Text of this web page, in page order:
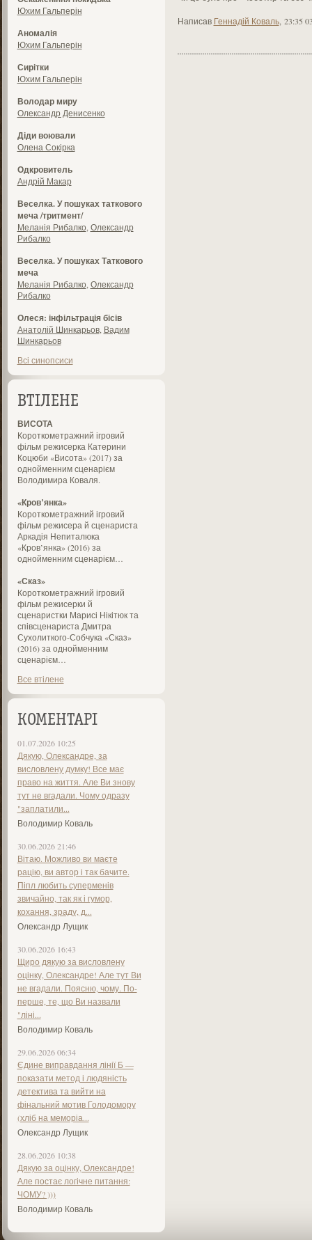
Юхим Гальперін
Аномалія
Юхим Гальперін
Сирітки
Юхим Гальперін
Володар миру
Олександр Денисенко
Діди воювали
Олена Сокірка
Одкровитель
Андрій Макар
Веселка. У пошуках таткового
меча /тритмент/
Меланія Рибалко Олександр
Рибалко
Веселка. У пошуках Таткового
меча
Меланія Рибалко Олександр
Рибалко
Олеся: інфільтрація бісів
Анатолій Шинкарьов, Вадим
Шинкарьов
Всі синопсиси
ВТІЛЕНЕ
ВИСОТА
Короткометражний ігровий
фільм режисерка Катерини
Коцюби «Висота» (2017) за
однойменним сценарієм
Володимира Коваля.
«Кров’янка»
Короткометражний ігровий
фільм режисера й сценариста
Аркадія Непиталюка
«Кров’янка» (2016) за
однойменним сценарієм…
«Сказ»
Короткометражний ігровий
фільм режисерки й
сценаристки Марисі Нікітюк та
співсценариста Дмитра
Сухолиткого-Собчука «Сказ»
(2016) за однойменним
сценарієм…
Все втілене
КОМЕНТАРІ
01.07.2026 10:25
Дякую, Олександре, за
висловлену думку! Все має
право на життя. Але Ви знову
тут не вгадали. Чому одразу
"заплатили...
Володимир Коваль
30.06.2026 21:46
Вітаю. Можливо ви маєте
рацію, ви автор і так бачите.
Піпл любить суперменів
звичайно, так як і гумор,
кохання, зраду, д...
Олександр Лущик
30.06.2026 16:43
Щиро дякую за висловлену
оцінку, Олександре! Але тут Ви
не вгадали. Поясню, чому. По-
перше, те, що Ви назвали
"ліні...
Володимир Коваль
29.06.2026 06:34
Єдине виправдання лінії Б —
показати метод і людяність
детектива та вийти на
фінальний мотив Голодомору
(хліб на меморіа...
Олександр Лущик
28.06.2026 10:38
Дякую за оцінку, Олександре!
Але постає логічне питання:
ЧОМУ? )))
Володимир Коваль
Написав Геннадій Коваль, 23:35